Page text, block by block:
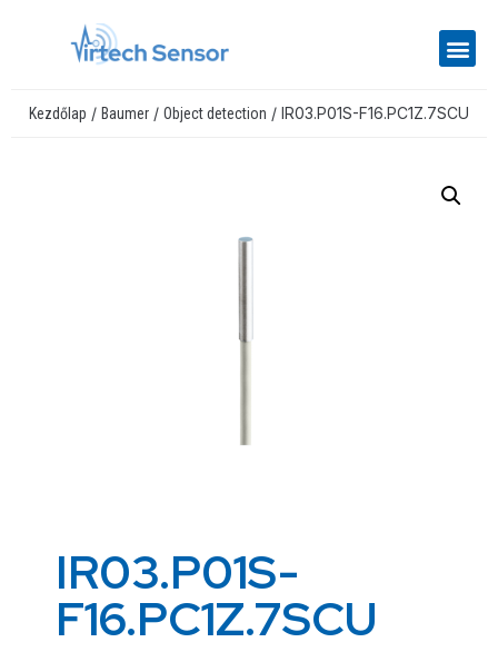
Kezdőlap / Baumer / Object detection / IR03.P01S-F16.PC1Z.7SCU
IR03.P01S-
F16.PC1Z.7SCU